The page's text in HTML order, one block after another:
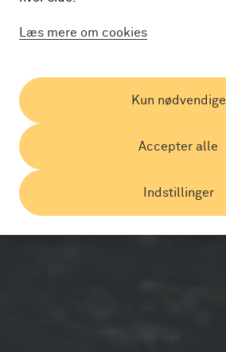
Læs mere om cookies
Indstillinger
Accepter alle
Kun nødvendige